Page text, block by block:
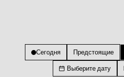
Сегодня Предстоящие
Выберите дату